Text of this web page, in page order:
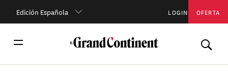
Edición Española LOGIN OFERTA